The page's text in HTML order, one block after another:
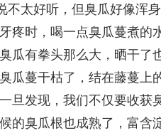
不太好听，但臭瓜好像浑
疼时，喝一点臭瓜蔓煮的
瓜有拳头那么大，晒干了
瓜蔓干枯了，结在藤蔓上
旦发现，我们不仅要收获
的臭瓜根也成熟了，富含